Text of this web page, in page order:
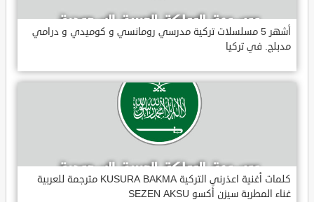
أشهر 5 مسلسلات تركية مدرسي رومانسي و كوميدي و درامي
مدبلج. في تركيا
كلمات أغنية اعذرني التركية KUSURA BAKMA مترجمة للعربية
غناء المطربة سيزن أكسو SEZEN AKSU